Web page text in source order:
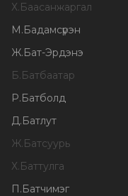
Х.Баасанжаргал
М.Бадамсүрэн
Ж.Бат-Эрдэнэ
Б.Батбаатар
Р.Батболд
Д.Батлут
Ж.Батсуурь
Х.Баттулга
П.Батчимэг